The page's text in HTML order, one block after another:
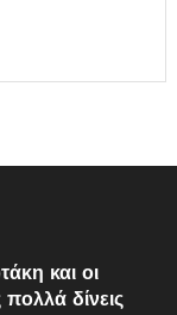
και οι
δίνεις